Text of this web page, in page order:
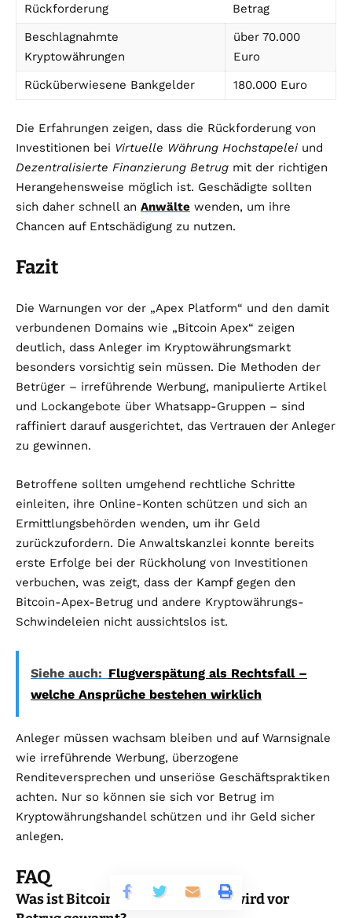
Rückforderung
Betrag
Beschlagnahmte
Kryptowährungen
über 70.000
Euro
Rücküberwiesene Bankgelder
180.000 Euro
Die Erfahrungen zeigen, dass die Rückforderung von
Investitionen bei Virtuelle Währung Hochstapeleiund
Dezentralisierte Finanzierung Betrug mit der richtigen
Herangehensweise möglich ist. Geschädigte sollten
sich daher schnell an Anwälte wenden, um ihre
Chancen auf Entschädigung zu nutzen.
Fazit
Die Warnungen vor der „Apex Platform“ und den damit
verbundenen Domains wie „Bitcoin Apex“ zeigen
deutlich, dass Anleger im Kryptowährungsmarkt
besonders vorsichtig sein müssen. Die Methoden der
Betrüger – irreführende Werbung, manipulierte Artikel
und Lockangebote über Whatsapp-Gruppen – sind
raffiniert darauf ausgerichtet, das Vertrauen der Anleger
zu gewinnen.
Betroffene sollten umgehend rechtliche Schritte
einleiten, ihre Online-Konten schützen und sich an
Ermittlungsbehörden wenden, um ihr Geld
zurückzufordern. Die Anwaltskanzlei konnte bereits
erste Erfolge bei der Rückholung von Investitionen
verbuchen, was zeigt, dass der Kampf gegen den
Bitcoin-Apex-Betrug und andere Kryptowährungs-
Schwindeleien nicht aussichtslos ist.
Siehe auch: Flugverspätung als Rechtsfall –
welche Ansprüche bestehen wirklich
Anleger müssen wachsam bleiben und auf Warnsignale
wie irreführende Werbung, überzogene
Renditeversprechen und unseriöse Geschäftspraktiken
achten. Nur so können sie sich vor Betrug im
Kryptowährungshandel schützen und ihr Geld sicher
anlegen.
FAQ
Was ist Bitcoin Apex und warum wird vor